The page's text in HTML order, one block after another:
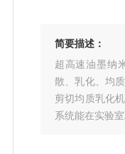
简要描述：
超高速油墨纳
散、乳化、均
剪切均质乳化
系统能在实验